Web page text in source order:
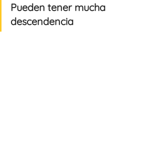
Pueden tener mucha
descendencia